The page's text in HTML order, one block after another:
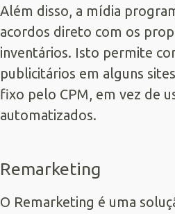
Além disso, a mídia
acordos direto com os
inventários. Isto permite
publicitários em alguns
fixo pelo CPM, em vez de
automatizados.
Remarketing
O Remarketing é uma